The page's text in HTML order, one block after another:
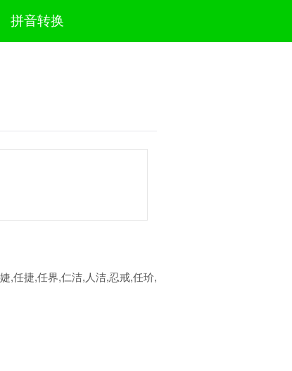
拼音转换
,任捷,任界,仁洁,人洁,忍戒,任玠,